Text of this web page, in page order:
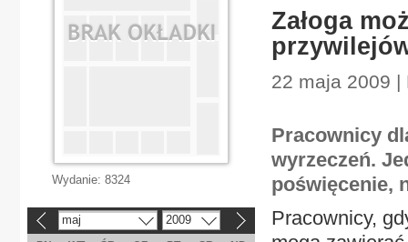
Załoga
22 maja 2009 |
Pracownicy
wyrzeczeń.
poświęcenie,
Pracownicy,
Wydanie: 8324
maj 2009